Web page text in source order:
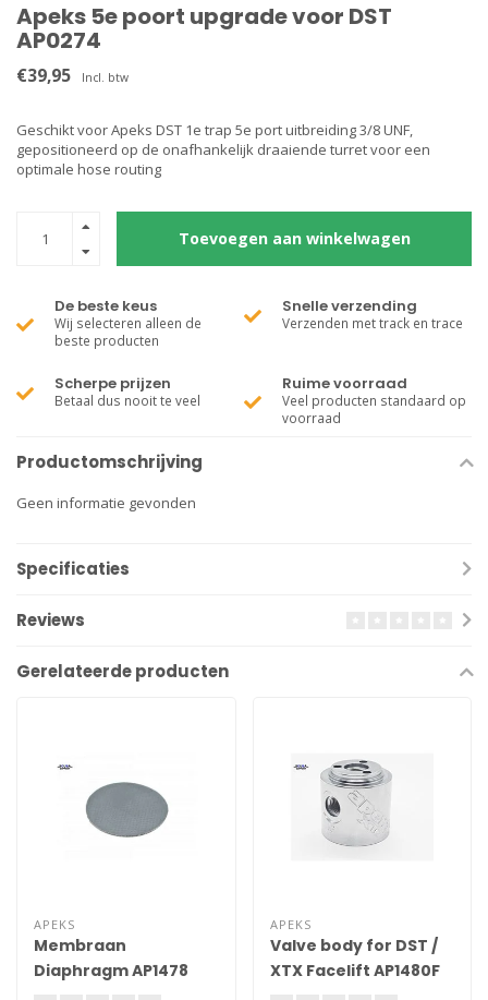
Apeks 5e poort upgrade voor DST
AP0274
€39,95 Incl. btw
Geschikt voor Apeks DST 1e trap 5e port uitbreiding 3/8 UNF,
gepositioneerd op de onafhankelijk draaiende turret voor een
optimale hose routing
Toevoegen aan winkelwagen
De beste keus
Wij selecteren alleen de
beste producten
Snelle verzending
Verzenden met track en trace
Scherpe prijzen
Betaal dus nooit te veel
Ruime voorraad
Veel producten standaard op
voorraad
Productomschrijving
Geen informatie gevonden
Specificaties
Reviews
Gerelateerde producten
APEKS
Membraan
Diaphragm AP1478
APEKS
Valve body for DST /
XTX Facelift AP1480F